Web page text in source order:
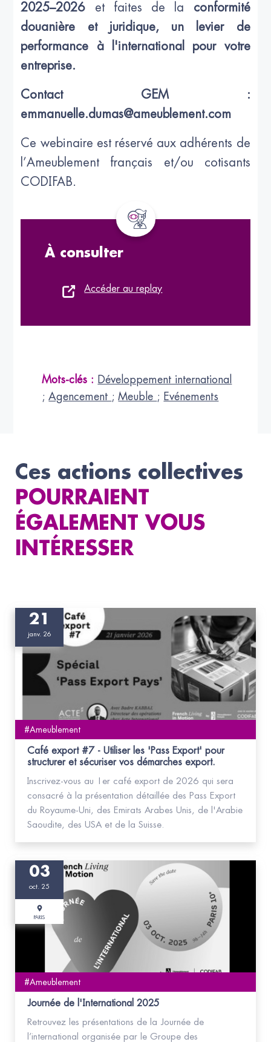
2025–2026 et faites de la conformité
douanière et juridique, un levier de
performance à l'international pour votre
entreprise.
Contact GEM :
emmanuelle.dumas@ameublement.com
Ce webinaire est réservé aux adhérents de
l’Ameublement français et/ou cotisants
CODIFAB.
À consulter
Accéder au replay
Mots-clés : Développement international
;Agencement ;Meuble ; Evénements
Ces actions collectives
POURRAIENT
ÉGALEMENT VOUS
INTÉRESSER
21
janv. 26
#Ameublement
Café export #7 - Utiliser les 'Pass Export' pour
structurer et sécuriser vos démarches export.
Inscrivez-vous au 1er café export de 2026 qui sera
consacré à la présentation détaillée des Pass Export
du Royaume-Uni, des Emirats Arabes Unis, de l'Arabie
Saoudite, des USA et de la Suisse.
03
oct. 25
PARIS
#Ameublement
Journée de l'International 2025
Retrouvez les présentations de la Journée de
l’international organisée par le Groupe des